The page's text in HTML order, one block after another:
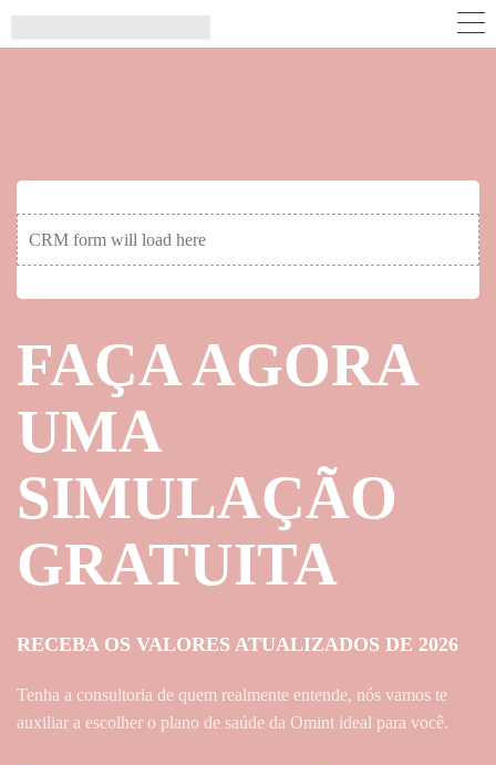
CRM form will load here
FAÇA AGORA
UMA
SIMULAÇÃO
GRATUITA
RECEBA OS VALORES ATUALIZADOS DE 2026
Tenha a consultoria de quem realmente entende, nós vamos te
auxiliar a escolher o plano de saúde da Omint ideal para você.